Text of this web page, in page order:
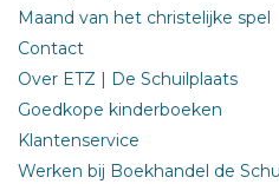
Maand van het christelijke spel
Contact
Over ETZ | De Schuilplaats
Goedkope kinderboeken
Klantenservice
Werken bij Boekhandel de